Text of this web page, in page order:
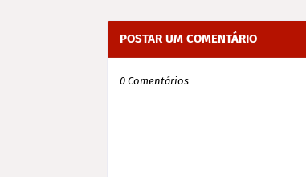
POSTAR UM COMENTÁRIO
0 Comentários